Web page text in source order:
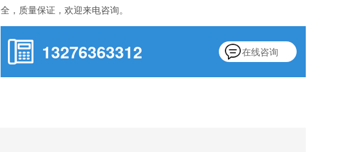
全，质量保证，欢迎来电咨询。
13276363312 在线咨询